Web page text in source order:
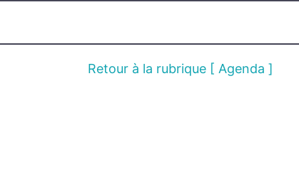
Retour à la rubrique [ Agenda ]